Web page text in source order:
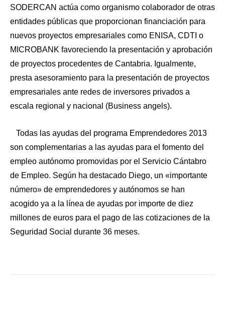
SODERCAN actúa como organismo colaborador de otras
entidades públicas que proporcionan financiación para
nuevos proyectos empresariales como ENISA, CDTI o
MICROBANK favoreciendo la presentación y aprobación
de proyectos procedentes de Cantabria. Igualmente,
presta asesoramiento para la presentación de proyectos
empresariales ante redes de inversores privados a
escala regional y nacional (Business angels).
Todas las ayudas del programa Emprendedores 2013
son complementarias a las ayudas para el fomento del
empleo autónomo promovidas por el Servicio Cántabro
de Empleo. Según ha destacado Diego, un «importante
número» de emprendedores y autónomos se han
acogido ya a la línea de ayudas por importe de diez
millones de euros para el pago de las cotizaciones de la
Seguridad Social durante 36 meses.